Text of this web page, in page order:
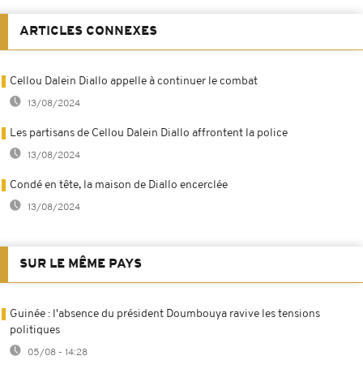
ARTICLES CONNEXES
Cellou Dalein Diallo appelle à continuer le combat
13/08/2024
Les partisans de Cellou Dalein Diallo affrontent la police
13/08/2024
Condé en tête, la maison de Diallo encerclée
13/08/2024
SUR LE MÊME PAYS
Guinée : l'absence du président Doumbouya ravive les tensions
politiques
05/08 - 14:28